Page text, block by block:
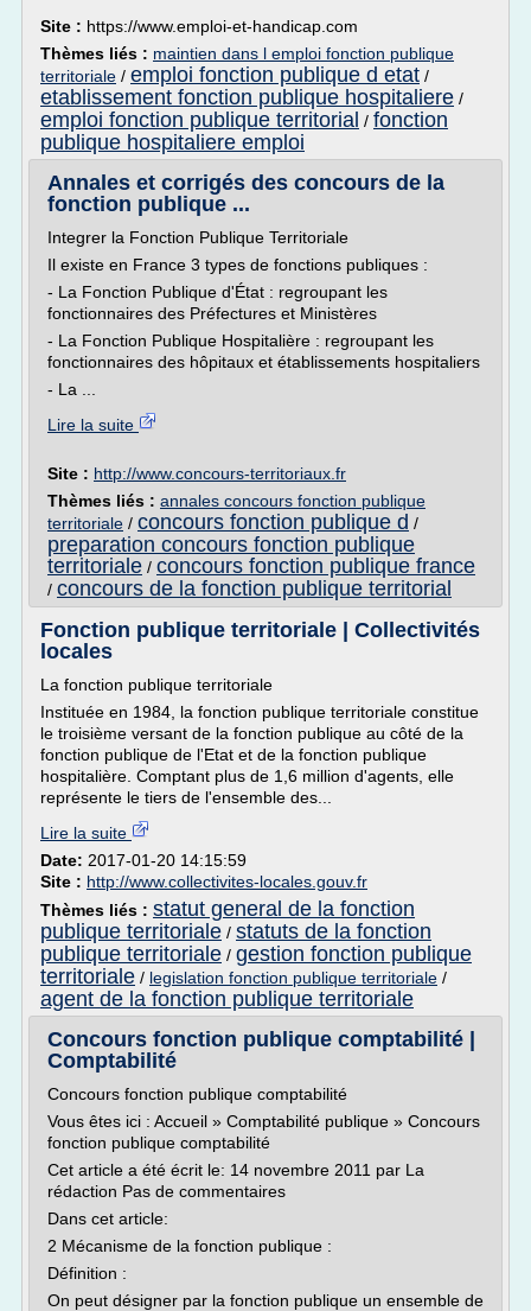
Site : https://www.emploi-et-handicap.com
Thèmes liés : maintien dans l emploi fonction publique
territoriale / emploi fonction publique d etat /
etablissement fonction publique hospitaliere /
emploi fonction publique territorial / fonction
publique hospitaliere emploi
Annales et corrigés des concours de la
fonction publique ...
Integrer la Fonction Publique Territoriale
Il existe en France 3 types de fonctions publiques :
- La Fonction Publique d'État : regroupant les
fonctionnaires des Préfectures et Ministères
- La Fonction Publique Hospitalière : regroupant les
fonctionnaires des hôpitaux et établissements hospitaliers
- La ...
Lire la suite
Site : http://www.concours-territoriaux.fr
Thèmes liés : annales concours fonction publique
territoriale / concours fonction publique d /
preparation concours fonction publique
territoriale / concours fonction publique france
/ concours de la fonction publique territorial
Fonction publique territoriale | Collectivités
locales
La fonction publique territoriale
Instituée en 1984, la fonction publique territoriale constitue
le troisième versant de la fonction publique au côté de la
fonction publique de l'Etat et de la fonction publique
hospitalière. Comptant plus de 1,6 million d'agents, elle
représente le tiers de l'ensemble des...
Lire la suite
Date: 2017-01-20 14:15:59
Site : http://www.collectivites-locales.gouv.fr
Thèmes liés : statut general de la fonction
publique territoriale / statuts de la fonction
publique territoriale / gestion fonction publique
territoriale / legislation fonction publique territoriale /
agent de la fonction publique territoriale
Concours fonction publique comptabilité |
Comptabilité
Concours fonction publique comptabilité
Vous êtes ici : Accueil » Comptabilité publique » Concours
fonction publique comptabilité
Cet article a été écrit le: 14 novembre 2011 par La
rédaction Pas de commentaires
Dans cet article:
2 Mécanisme de la fonction publique :
Définition :
On peut désigner par la fonction publique un ensemble de